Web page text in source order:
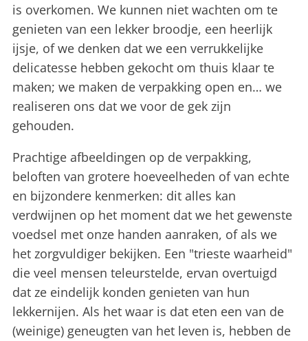
is overkomen. We kunnen niet wachten om te
genieten van een lekker broodje, een heerlijk
ijsje, of we denken dat we een verrukkelijke
delicatesse hebben gekocht om thuis klaar te
maken; we maken de verpakking open en… we
realiseren ons dat we voor de gek zijn
gehouden.
Prachtige afbeeldingen op de verpakking,
beloften van grotere hoeveelheden of van echte
en bijzondere kenmerken: dit alles kan
verdwijnen op het moment dat we het gewenste
voedsel met onze handen aanraken, of als we
het zorgvuldiger bekijken. Een "trieste waarheid"
die veel mensen teleurstelde, ervan overtuigd
dat ze eindelijk konden genieten van hun
lekkernijen. Als het waar is dat eten een van de
(weinige) geneugten van het leven is, hebben de